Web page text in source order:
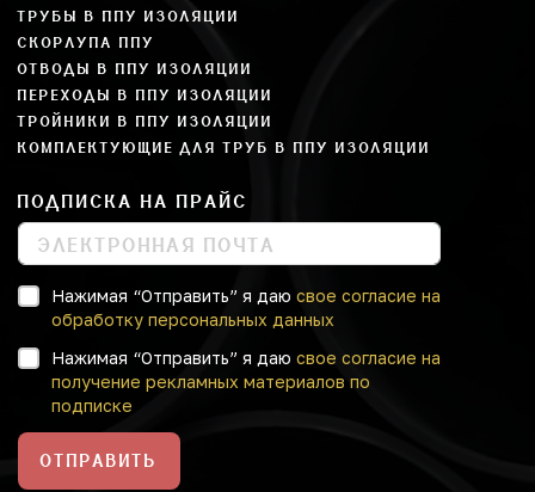
ТРУБЫ В ППУ ИЗОЛЯЦИИ
СКОРЛУПА ППУ
ОТВОДЫ В ППУ ИЗОЛЯЦИИ
ПЕРЕХОДЫ В ППУ ИЗОЛЯЦИИ
ТРОЙНИКИ В ППУ ИЗОЛЯЦИИ
КОМПЛЕКТУЮЩИЕ ДЛЯ ТРУБ В ППУ ИЗОЛЯЦИИ
ПОДПИСКА НА ПРАЙС
Нажимая “Отправить” я даю свое согласие на
обработку персональных данных
Нажимая “Отправить” я даю свое согласие на
получение рекламных материалов по
подписке
ОТПРАВИТЬ